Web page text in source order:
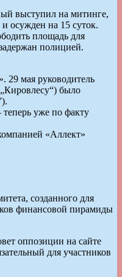
выступил на митинге,
осужден на 15 суток.
площадь для
полицией.
29 мая руководитель
было
уже по факту
«Аллект»
созданного для
финансовой пирамиды
оппозиции на сайте
для участников